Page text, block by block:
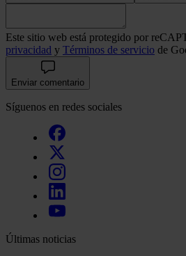
Este sitio web está protegido por
privacidad y Términos de servicio de
Enviar comentario
Síguenos en redes sociales
Últimas noticias